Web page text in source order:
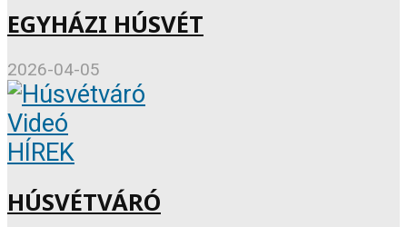
EGYHÁZI HÚSVÉT
2026-04-05
Videó
HÍREK
HÚSVÉTVÁRÓ